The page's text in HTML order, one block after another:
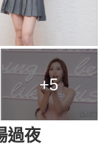
+5
過夜